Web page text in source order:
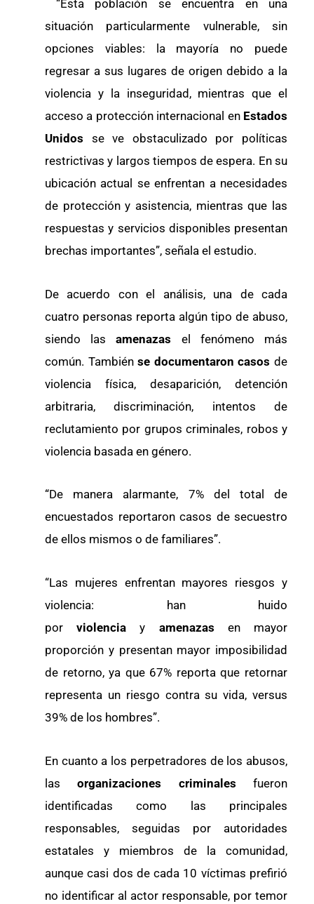
“Esta población se encuentra en una
situación particularmente vulnerable, sin
opciones viables: la mayoría no puede
regresar a sus lugares de origen debido a la
violencia y la inseguridad, mientras que el
acceso a protección internacional en Estados
Unidos se ve obstaculizado por políticas
restrictivas y largos tiempos de espera. En su
ubicación actual se enfrentan a necesidades
de protección y asistencia, mientras que las
respuestas y servicios disponibles presentan
brechas importantes”, señala el estudio.
De acuerdo con el análisis, una de cada
cuatro personas reporta algún tipo de abuso,
siendo lasamenazas el fenómeno más
común. Tambiénse documentaron casos de
violencia física, desaparición, detención
arbitraria, discriminación, intentos de
reclutamiento por grupos criminales, robos y
violencia basada en género.
“De manera alarmante, 7% del total de
encuestados reportaron casos de secuestro
de ellos mismos o de familiares”.
“Las mujeres enfrentan mayores riesgos y
violencia: han huido
porviolenciay amenazas en mayor
proporción y presentan mayor imposibilidad
de retorno, ya que 67% reporta que retornar
representa un riesgo contra su vida, versus
39% de los hombres”.
En cuanto a los perpetradores de los abusos,
lasorganizaciones criminales fueron
identificadas como las principales
responsables, seguidas por autoridades
estatales y miembros de la comunidad,
aunque casi dos de cada 10 víctimas prefirió
no identificar al actor responsable, por temor